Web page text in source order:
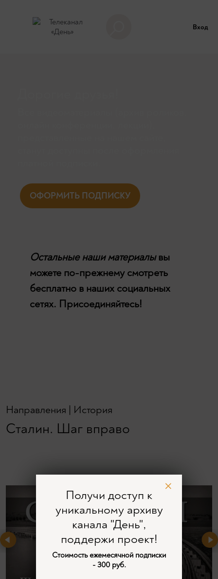
Вход
ОФОРМИТЬ ПОДПИСКУ
Остальные наши материалывы
можете по-прежнему смотреть
бесплатно в наших социальных
сетях. Присоединяйтесь!
Направления История
Сталин. Шаг вправо
Получи доступ к
уникальному архиву
канала "День",
поддержи проект!
Стоимость ежемесячной подписки
- 300 руб.